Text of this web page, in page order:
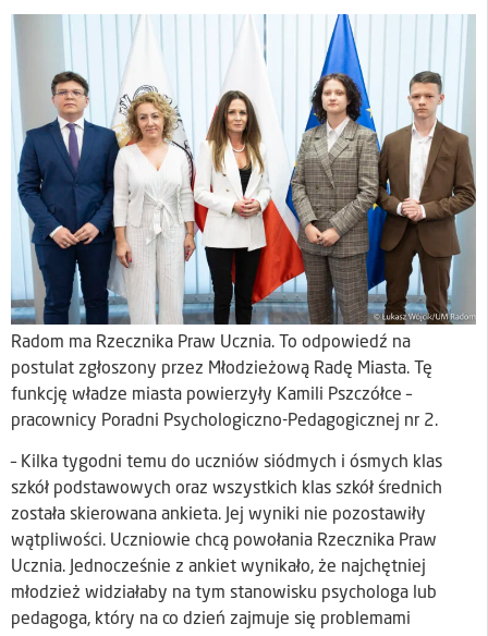
Radom ma Rzecznika Praw Ucznia. To odpowiedź na
postulat zgłoszony przez Młodzieżową Radę Miasta. Tę
funkcję władze miasta powierzyły Kamili Pszczółce –
pracownicy Poradni Psychologiczno-Pedagogicznej nr 2.
– Kilka tygodni temu do uczniów siódmych i ósmych klas
szkół podstawowych oraz wszystkich klas szkół średnich
została skierowana ankieta. Jej wyniki nie pozostawiły
wątpliwości. Uczniowie chcą powołania Rzecznika Praw
Ucznia. Jednocześnie z ankiet wynikało, że najchętniej
młodzież widziałaby na tym stanowisku psychologa lub
pedagoga, który na co dzień zajmuje się problemami